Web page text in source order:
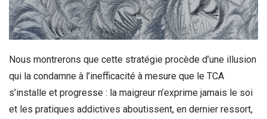
Nous montrerons que cette stratégie procède d’une illusion
qui la condamne à l’inefficacité à mesure que le TCA
s’installe et progresse : la maigreur n’exprime jamais le soi
et les pratiques addictives aboutissent, en dernier ressort,